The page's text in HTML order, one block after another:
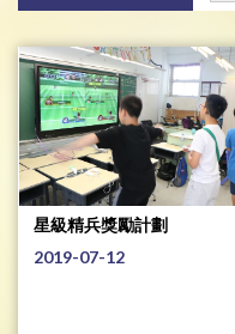
星級精兵獎勵計劃
2019-07-12